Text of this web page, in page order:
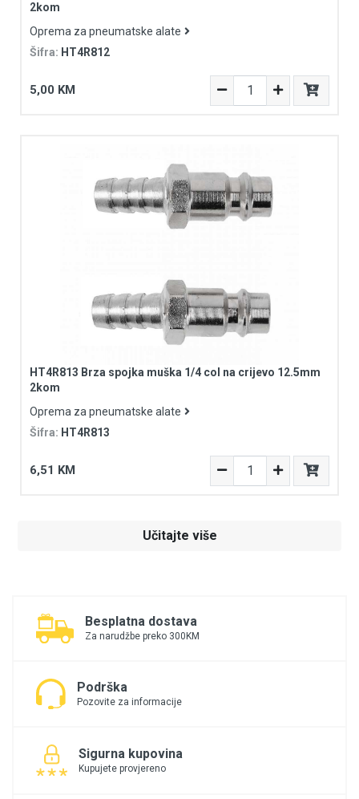
2kom
Oprema za pneumatske alate
Šifra: HT4R812
5,00 KM
HT4R813 Brza spojka muška 1/4 col na crijevo 12.5mm
2kom
Oprema za pneumatske alate
Šifra: HT4R813
6,51 KM
Učitajte više
Besplatna dostava
Za narudžbe preko 300KM
Podrška
Pozovite za informacije
Sigurna kupovina
Kupujete provjereno